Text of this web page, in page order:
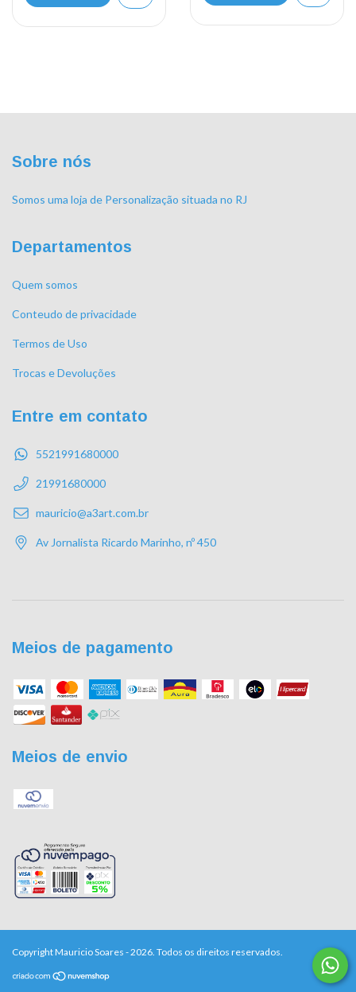
Sobre nós
Somos uma loja de Personalização situada no RJ
Departamentos
Quem somos
Conteudo de privacidade
Termos de Uso
Trocas e Devoluções
Entre em contato
5521991680000
21991680000
mauricio@a3art.com.br
Av Jornalista Ricardo Marinho, nº 450
Meios de pagamento
Meios de envio
Copyright Mauricio Soares - 2026. Todos os direitos reservados.